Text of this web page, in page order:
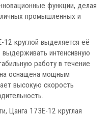
функции, делая
промышленных и
круглой выделяется её
выдерживать интенсивную
работу в течение
оснащена мощным
высокую скорость
Цанга 173E-12 круглая